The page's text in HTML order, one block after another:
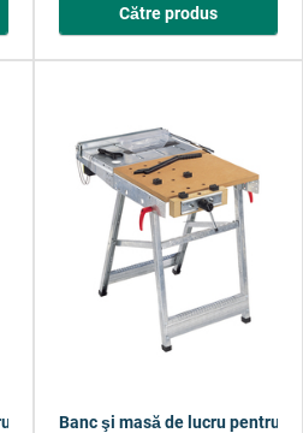
Către produs
unelte electrice MASTER cut 1200
Banc şi masă de lucru pentru